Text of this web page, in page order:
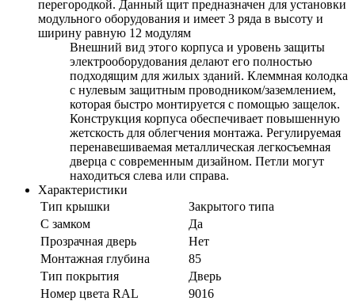
перегородкой. Данный щит предназначен для установки
модульного оборудования и имеет 3 ряда в высоту и
ширину равную 12 модулям
Внешний вид этого корпуса и уровень защиты
электрооборудования делают его полностью
подходящим для жилых зданий. Клеммная колодка
с нулевым защитным проводником/заземлением,
которая быстро монтируется с помощью защелок.
Конструкция корпуса обеспечивает повышенную
жетскость для облегчения монтажа. Регулируемая
перенавешиваемая металлическая легкосъемная
дверца с современным дизайном. Петли могут
находиться слева или справа.
Характеристики
Тип крышки
Закрытого типа
С замком
Да
Прозрачная дверь
Нет
Монтажная глубина
85
Тип покрытия
Дверь
Номер цвета RAL
9016